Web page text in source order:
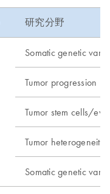
研究分野
Somatic genetic
Tumor progression
Tumor stem cells/
Tumor heterogeneity
Somatic genetic